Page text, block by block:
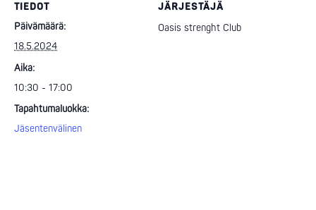
TIEDOT
Päivämäärä:
18.5.2024
Aika:
10:30 - 17:00
Tapahtumaluokka:
Jäsentenvälinen
JÄRJESTÄJÄ
Oasis strenght Club